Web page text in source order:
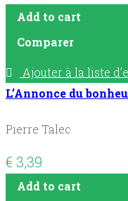
Add to cart
Comparer
Ajouter à la liste
L’Annonce du
Pierre Talec
€ 3,39
Add to cart